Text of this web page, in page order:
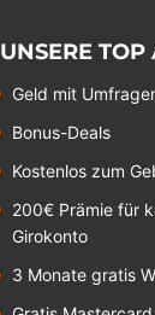
UNSERE TOP
Geld mit
Bonus-Deals
Kostenlos zum
200€ Prämie für
Girokonto
3 Monate gratis